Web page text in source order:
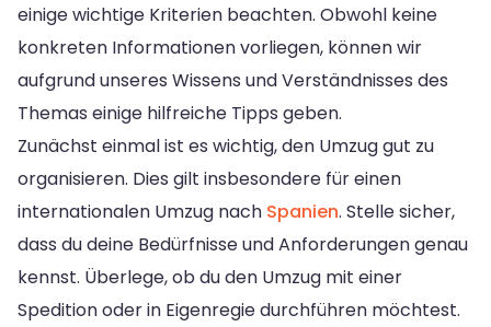
einige wichtige Kriterien beachten. Obwohl keine
konkreten Informationen vorliegen, können wir
aufgrund unseres Wissens und Verständnisses des
Themas einige hilfreiche Tipps geben.
Zunächst einmal ist es wichtig, den Umzug gut zu
organisieren. Dies gilt insbesondere für einen
internationalen Umzug nach Spanien. Stelle sicher,
dass du deine Bedürfnisse und Anforderungen genau
kennst. Überlege, ob du den Umzug mit einer
Spedition oder in Eigenregie durchführen möchtest.